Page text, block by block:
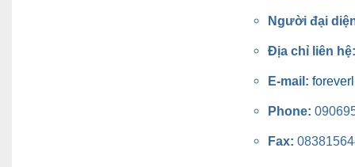
Người đại
Địa chỉ liên
E-mail:
Phone:
Fax: